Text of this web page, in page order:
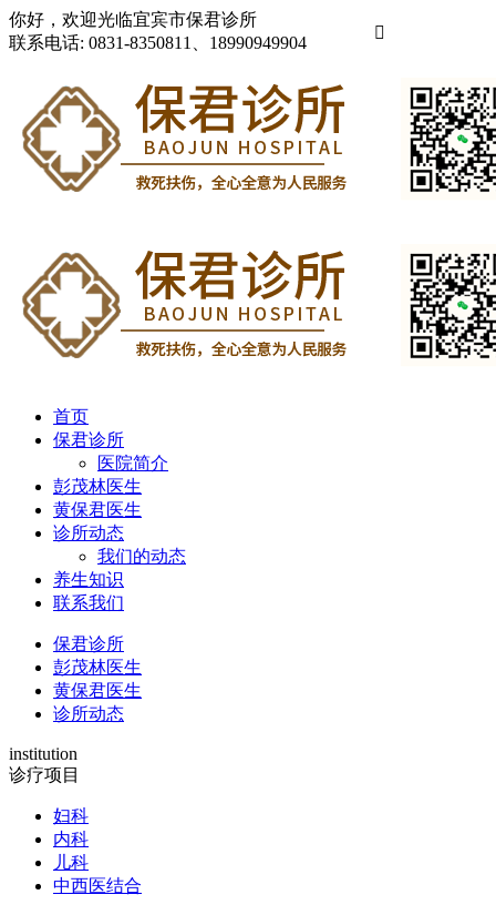
你好，欢迎光临宜宾市保君诊所
联系电话: 0831-8350811、18990949904

首页
保君诊所
医院简介
彭茂林医生
黄保君医生
诊所动态
我们的动态
养生知识
联系我们
保君诊所
彭茂林医生
黄保君医生
诊所动态
institution
诊疗项目
妇科
内科
儿科
中西医结合